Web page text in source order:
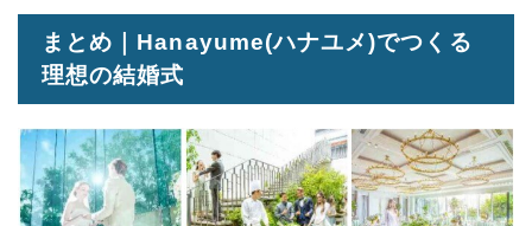
まとめ｜Hanayume(ハナユメ)でつくる
理想の結婚式